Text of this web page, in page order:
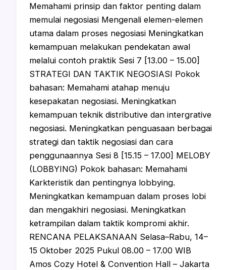
Memahami prinsip dan faktor penting dalam
memulai negosiasi Mengenali elemen-elemen
utama dalam proses negosiasi Meningkatkan
kemampuan melakukan pendekatan awal
melalui contoh praktik Sesi 7 [13.00 – 15.00]
STRATEGI DAN TAKTIK NEGOSIASI Pokok
bahasan: Memahami atahap menuju
kesepakatan negosiasi. Meningkatkan
kemampuan teknik distributive dan intergrative
negosiasi. Meningkatkan penguasaan berbagai
strategi dan taktik negosiasi dan cara
penggunaannya Sesi 8 [15.15 – 17.00] MELOBY
(LOBBYING) Pokok bahasan: Memahami
Karkteristik dan pentingnya lobbying.
Meningkatkan kemampuan dalam proses lobi
dan mengakhiri negosiasi. Meningkatkan
ketrampilan dalam taktik kompromi akhir.
RENCANA PELAKSANAAN Selasa–Rabu, 14–
15 Oktober 2025 Pukul 08.00 – 17.00 WIB
Amos Cozy Hotel & Convention Hall – Jakarta